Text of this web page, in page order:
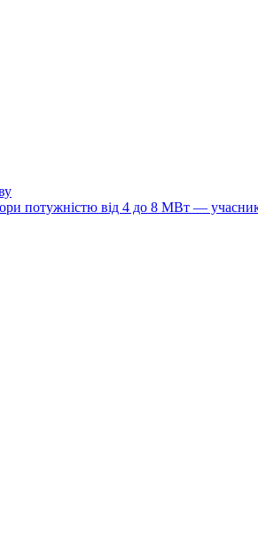
потужністю від 4 до 8 МВт —